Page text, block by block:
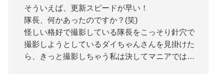
そういえば、更新スピードが早い！
隊長、何かあったのですか？(笑)
怪しい格好で撮影している隊長をこっそり針穴で
撮影しようとしているダイちゃんさんを見掛けた
ら、きっと撮影しちゃう私は決してマニアでは…